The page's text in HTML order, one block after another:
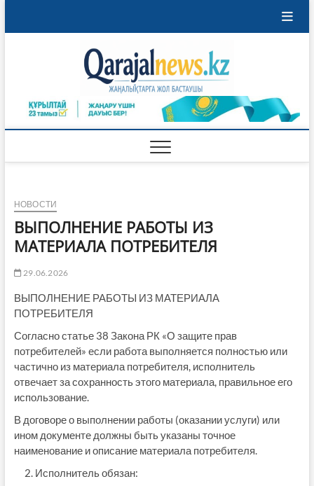
НОВОСТИ
ВЫПОЛНЕНИЕ РАБОТЫ ИЗ
МАТЕРИАЛА ПОТРЕБИТЕЛЯ
29.06.2026
ВЫПОЛНЕНИЕ РАБОТЫ ИЗ МАТЕРИАЛА
ПОТРЕБИТЕЛЯ
Согласно статье 38 Закона РК «О защите прав
потребителей» если работа выполняется полностью или
частично из материала потребителя, исполнитель
отвечает за сохранность этого материала, правильное его
использование.
В договоре о выполнении работы (оказании услуги) или
ином документе должны быть указаны точное
наименование и описание материала потребителя.
Исполнитель обязан: